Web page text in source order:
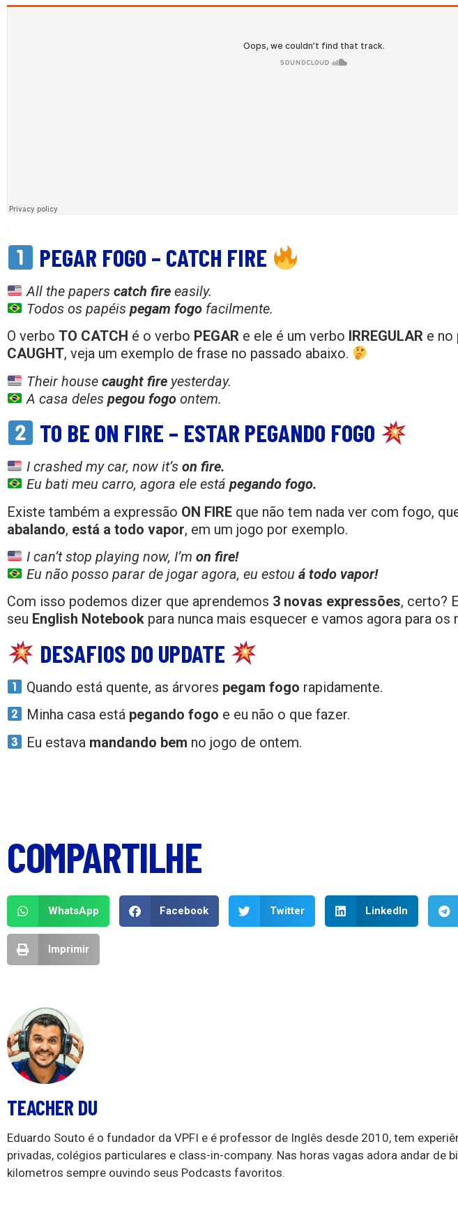
·
PEGAR FOGO – CATCH FIRE
All the papers catch fireeasily.
Todos os papéis pegam fogofacilmente.
O verbo TO CATCH é o verbo PEGAR e ele é um verbo IRREGULAR e no
CAUGHT, veja um exemplo de frase no passado abaixo.
Their house caught fireyesterday.
A casa deles pegou fogoontem.
TO BE ON FIRE – ESTAR PEGANDO FOGO
I crashed my car, now it’s on fire.
Eu bati meu carro, agora ele está pegando fogo.
Existe também a expressão ON FIRE que não tem nada ver com fogo,
abalando, está a todo vapor, em um jogo por exemplo.
I can’t stop playing now, I’m on fire!
Eu não posso parar de jogar agora, eu estouá todo vapor!
Com isso podemos dizer que aprendemos 3 novas expressões, certo?
seu English Notebook para nunca mais esquecer e vamos agora para os
DESAFIOS DO UPDATE
Quando está quente, as árvores pegam fogo rapidamente.
Minha casa estápegando fogo e eu não o que fazer.
Eu estava mandando bem no jogo de ontem.
COMPARTILHE
WhatsApp Facebook Twitter LinkedIn
Imprimir
TEACHER DU
Eduardo Souto é o fundador da VPFI e é professor de Inglês desde 2010, tem
privadas, colégios particulares e class-in-company. Nas horas vagas adora andar de
kilometros sempre ouvindo seus Podcasts favoritos.